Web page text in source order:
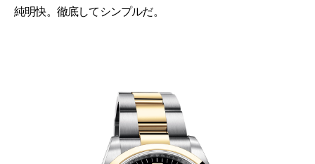
純明快。徹底してシンプルだ。